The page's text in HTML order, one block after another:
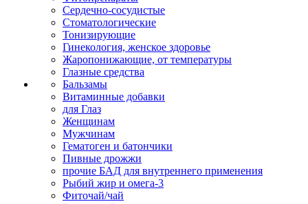
Сердечно-сосудистые
Стоматологические
Тонизирующие
Гинекология, женское здоровье
Жаропонижающие, от температуры
Глазные средства
Бальзамы
Витаминные добавки
для Глаз
Женщинам
Мужчинам
Гематоген и батончики
Пивные дрожжи
прочие БАД для внутреннего применения
Рыбий жир и омега-3
Фиточай/чай